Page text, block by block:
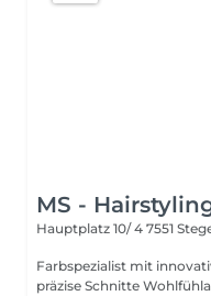
MS -
Hauptplatz 10/ 4 7551
Farbspezialist mit
präzise Schnitte